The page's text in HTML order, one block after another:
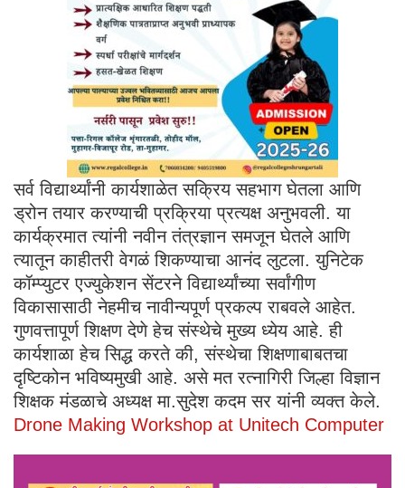
सर्व विद्यार्थ्यांनी कार्यशाळेत सक्रिय सहभाग घेतला आणि
ड्रोन तयार करण्याची प्रक्रिया प्रत्यक्ष अनुभवली. या
कार्यक्रमात त्यांनी नवीन तंत्रज्ञान समजून घेतले आणि
त्यातून काहीतरी वेगळं शिकण्याचा आनंद लुटला. युनिटेक
कॉम्प्युटर एज्युकेशन सेंटरने विद्यार्थ्यांच्या सर्वांगीण
विकासासाठी नेहमीच नावीन्यपूर्ण प्रकल्प राबवले आहेत.
गुणवत्तापूर्ण शिक्षण देणे हेच संस्थेचे मुख्य ध्येय आहे. ही
कार्यशाळा हेच सिद्ध करते की, संस्थेचा शिक्षणाबाबतचा
दृष्टिकोन भविष्यमुखी आहे. असे मत रत्नागिरी जिल्हा विज्ञान
शिक्षक मंडळाचे अध्यक्ष मा.सुदेश कदम सर यांनी व्यक्त केले.
Drone Making Workshop at Unitech Computer